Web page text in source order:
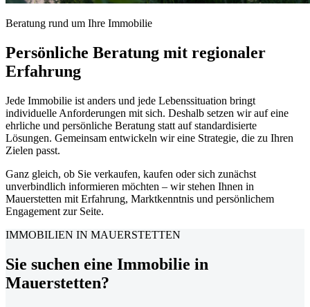
Beratung rund um Ihre Immobilie
Persönliche Beratung mit regionaler
Erfahrung
Jede Immobilie ist anders und jede Lebenssituation bringt
individuelle Anforderungen mit sich. Deshalb setzen wir auf eine
ehrliche und persönliche Beratung statt auf standardisierte
Lösungen. Gemeinsam entwickeln wir eine Strategie, die zu Ihren
Zielen passt.
Ganz gleich, ob Sie verkaufen, kaufen oder sich zunächst
unverbindlich informieren möchten – wir stehen Ihnen in
Mauerstetten mit Erfahrung, Marktkenntnis und persönlichem
Engagement zur Seite.
IMMOBILIEN IN MAUERSTETTEN
Sie suchen eine Immobilie in
Mauerstetten?